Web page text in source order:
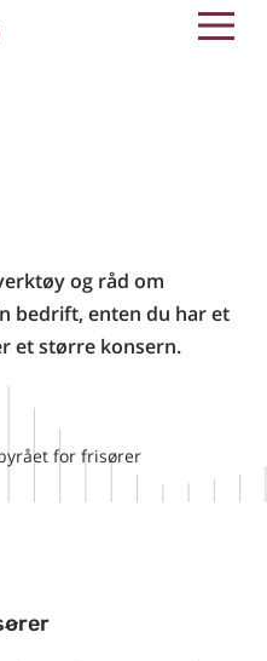
og råd om
bedrift, enten du har et
et større konsern.
for frisører